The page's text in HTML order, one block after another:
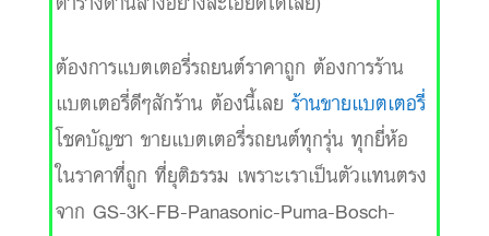
ต้องการแบตเตอรี่รถยนต์ราคาถูก ต้องการร้าน
แบตเตอรี่ดีๆสักร้าน ต้องนี้เลย ร้านขายแบตเตอรี่
โชคบัญชา ขายแบตเตอรี่รถยนต์ทุกรุ่น ทุกยี่ห้อ
ในราคาที่ถูก ที่ยุติธรรม เพราะเราเป็นตัวแทนตรง
จาก GS-3K-FB-Panasonic-Puma-Bosch-